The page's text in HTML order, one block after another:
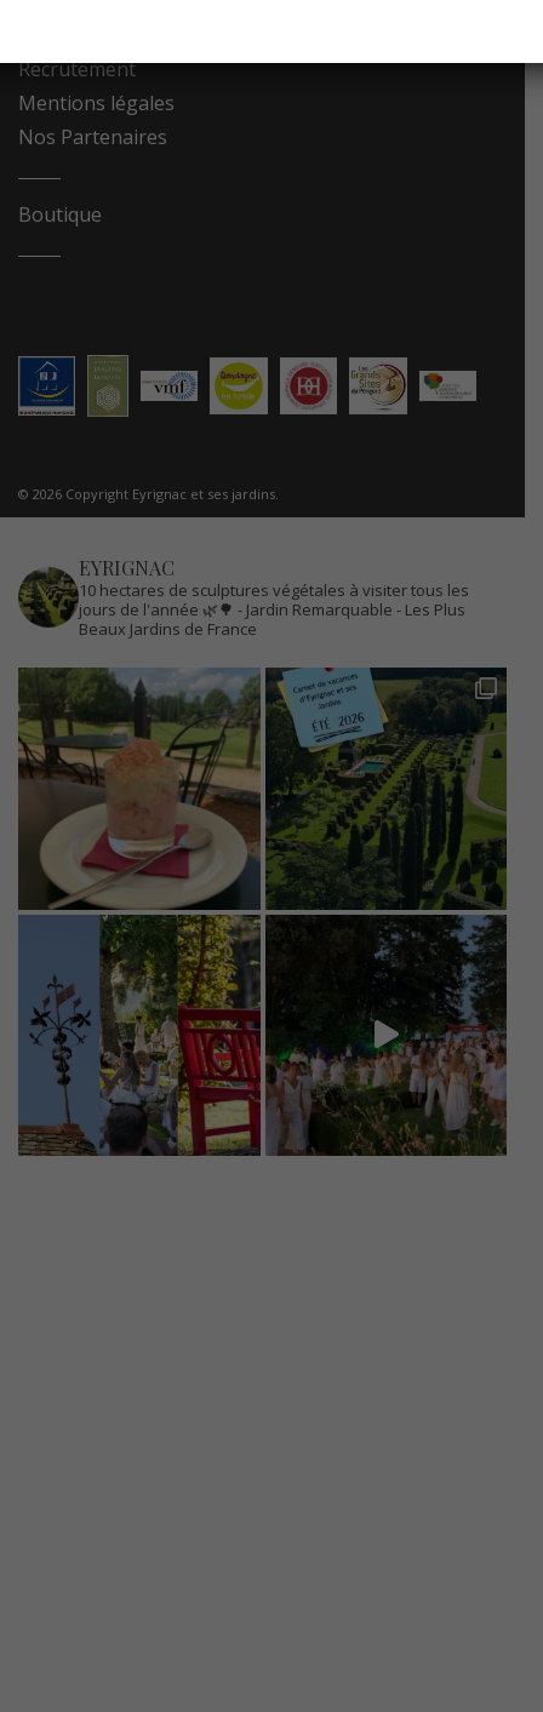
Recrutement
Mentions légales
Nos Partenaires
Boutique
© 2026 Copyright Eyrignac et ses jardins.
EYRIGNAC
10 hectares de sculptures végétales à visiter tous les
jours de l'année 🌿🌳 - Jardin Remarquable - Les Plus
Beaux Jardins de France